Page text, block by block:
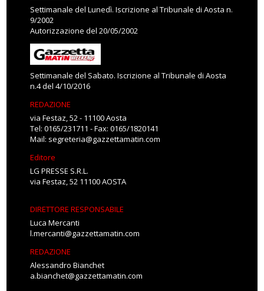
Settimanale del Lunedì. Iscrizione al Tribunale di Aosta n.
9/2002
Autorizzazione del 20/05/2002
Settimanale del Sabato. Iscrizione al Tribunale di Aosta
n.4 del 4/10/2016
REDAZIONE
via Festaz, 52 - 11100 Aosta
Tel: 0165/231711 - Fax: 0165/1820141
Mail: segreteria@gazzettamatin.com
Editore
LG PRESSE S.R.L.
via Festaz, 52 11100 AOSTA
DIRETTORE RESPONSABILE
Luca Mercanti
l.mercanti@gazzettamatin.com
REDAZIONE
Alessandro Bianchet
a.bianchet@gazzettamatin.com